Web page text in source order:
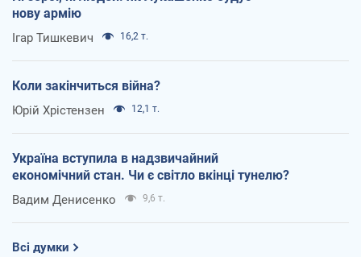
нову армію
Ігар Тишкевич 16,2 т.
Коли закінчиться війна?
Юрій Хрістензен 12,1 т.
Україна вступила в надзвичайний
економічний стан. Чи є світло вкінці тунелю?
Вадим Денисенко 9,6 т.
Всі думки